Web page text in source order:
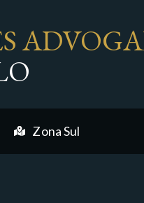
Zona Sul